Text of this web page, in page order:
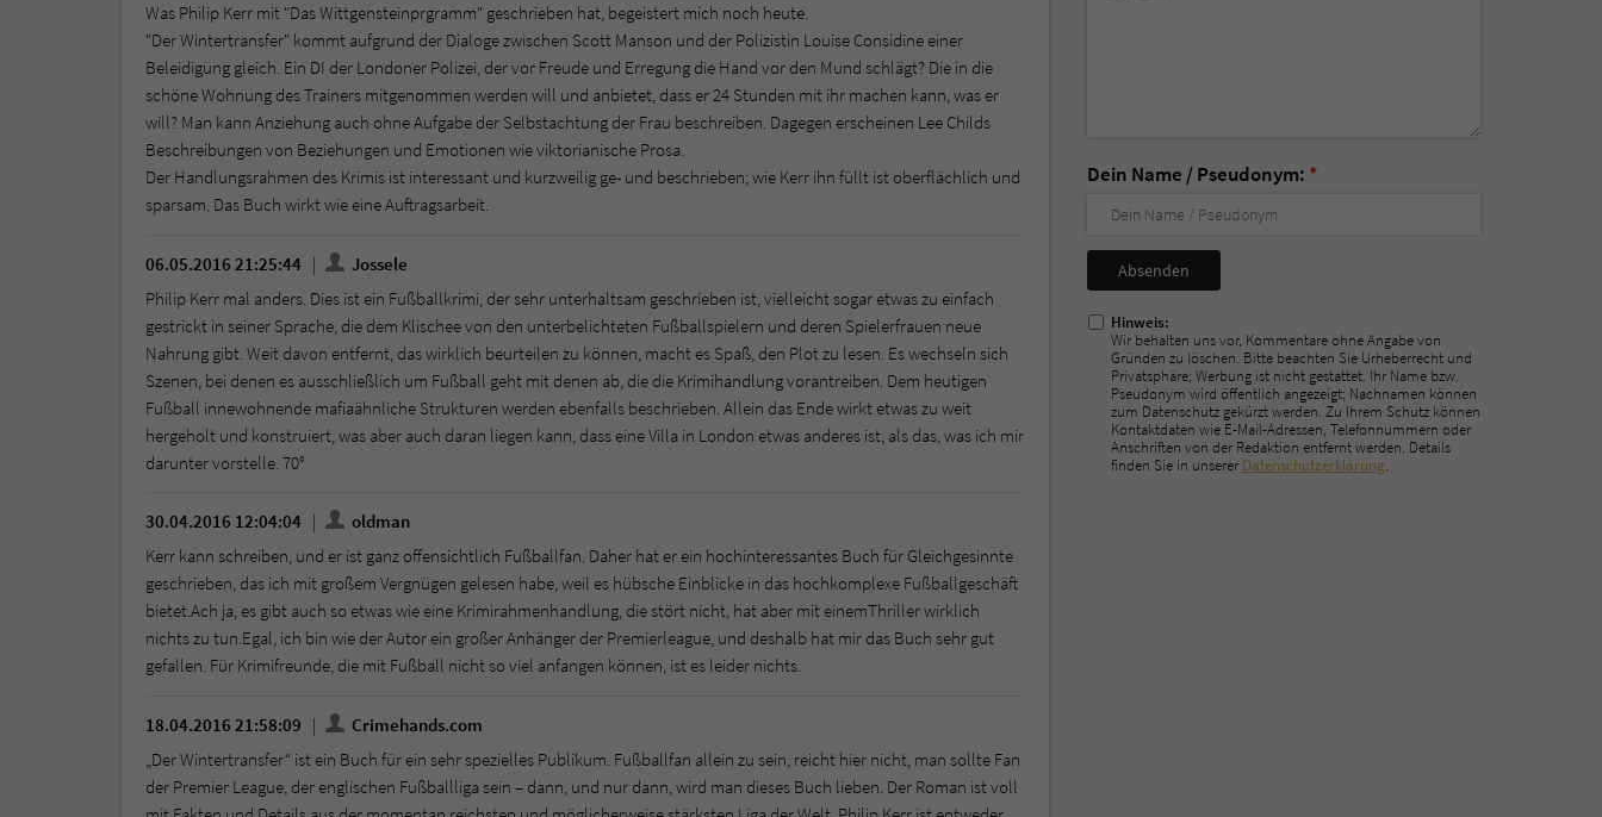
Was Philip Kerr mit "Das Wittgensteinprgramm" geschrieben hat, begeistert mich noch heute.
"Der Wintertransfer" kommt aufgrund der Dialoge zwischen Scott Manson und der Polizistin Louise Considine einer
Beleidigung gleich. Ein DI der Londoner Polizei, der vor Freude und Erregung die Hand vor den Mund schlägt? Die in die
schöne Wohnung des Trainers mitgenommen werden will und anbietet, dass er 24 Stunden mit ihr machen kann, was er
will? Man kann Anziehung auch ohne Aufgabe der Selbstachtung der Frau beschreiben. Dagegen erscheinen Lee Childs
Beschreibungen von Beziehungen und Emotionen wie viktorianische Prosa.
Der Handlungsrahmen des Krimis ist interessant und kurzweilig ge- und beschrieben; wie Kerr ihn füllt ist oberflächlich und
sparsam. Das Buch wirkt wie eine Auftragsarbeit.
06.05.2016 21:25:44
Jossele
Philip Kerr mal anders. Dies ist ein Fußballkrimi, der sehr unterhaltsam geschrieben ist, vielleicht sogar etwas zu einfach
gestrickt in seiner Sprache, die dem Klischee von den unterbelichteten Fußballspielern und deren Spielerfrauen neue
Nahrung gibt. Weit davon entfernt, das wirklich beurteilen zu können, macht es Spaß, den Plot zu lesen. Es wechseln sich
Szenen, bei denen es ausschließlich um Fußball geht mit denen ab, die die Krimihandlung vorantreiben. Dem heutigen
Fußball innewohnende mafiaähnliche Strukturen werden ebenfalls beschrieben. Allein das Ende wirkt etwas zu weit
hergeholt und konstruiert, was aber auch daran liegen kann, dass eine Villa in London etwas anderes ist, als das, was ich mir
darunter vorstelle. 70°
30.04.2016 12:04:04
oldman
Kerr kann schreiben, und er ist ganz offensichtlich Fußballfan. Daher hat er ein hochinteressantes Buch für Gleichgesinnte
geschrieben, das ich mit großem Vergnügen gelesen habe, weil es hübsche Einblicke in das hochkomplexe Fußballgeschäft
bietet.Ach ja, es gibt auch so etwas wie eine Krimirahmenhandlung, die stört nicht, hat aber mit einemThriller wirklich
nichts zu tun.Egal, ich bin wie der Autor ein großer Anhänger der Premierleague, und deshalb hat mir das Buch sehr gut
gefallen. Für Krimifreunde, die mit Fußball nicht so viel anfangen können, ist es leider nichts.
18.04.2016 21:58:09
Crimehands.com
„Der Wintertransfer“ ist ein Buch für ein sehr spezielles Publikum. Fußballfan allein zu sein, reicht hier nicht, man sollte Fan
der Premier League, der englischen Fußballliga sein – dann, und nur dann, wird man dieses Buch lieben. Der Roman ist voll
Dein Name / Pseudonym: *
Nicht
ausfüllen!
Hinweis:
Wir behalten uns vor, Kommentare ohne Angabe von
Gründen zu löschen. Bitte beachten Sie Urheberrecht und
Privatsphäre; Werbung ist nicht gestattet. Ihr Name bzw.
Pseudonym wird öffentlich angezeigt; Nachnamen können
zum Datenschutz gekürzt werden. Zu Ihrem Schutz können
Kontaktdaten wie E-Mail-Adressen, Telefonnummern oder
Anschriften von der Redaktion entfernt werden. Details
finden Sie in unserer Datenschutzerklärung.